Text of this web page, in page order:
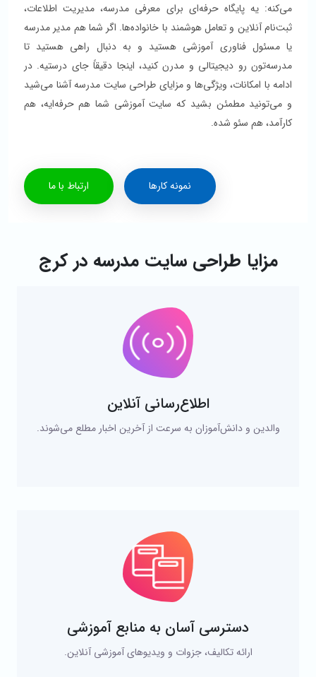
می‌کنه: یه پایگاه حرفه‌ای برای معرفی مدرسه، مدیریت اطلاعات،
ثبت‌نام آنلاین و تعامل هوشمند با خانواده‌ها. اگر شما هم مدیر مدرسه
یا مسئول فناوری آموزشی هستید و به دنبال راهی هستید تا
مدرسه‌تون رو دیجیتالی و مدرن کنید، اینجا دقیقاً جای درستیه. در
ادامه با امکانات، ویژگی‌ها و مزایای طراحی سایت مدرسه آشنا می‌شید
و می‌تونید مطمئن بشید که سایت آموزشی شما هم حرفه‌ایه، هم
کارآمد، هم سئو شده.
نمونه کارها ارتباط با ما
مزایا طراحی سایت مدرسه در کرج
اطلاع‌رسانی آنلاین
والدین و دانش‌آموزان به سرعت از آخرین اخبار مطلع می‌شوند.
دسترسی آسان به منابع آموزشی
ارائه تکالیف، جزوات و ویدیوهای آموزشی آنلاین.